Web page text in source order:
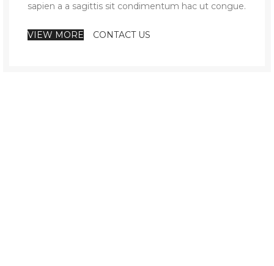
sapien a a sagittis sit condimentum hac ut congue.
VIEW MORE CONTACT US